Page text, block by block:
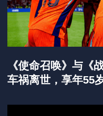
《使命召唤》与《
车祸离世，享年55